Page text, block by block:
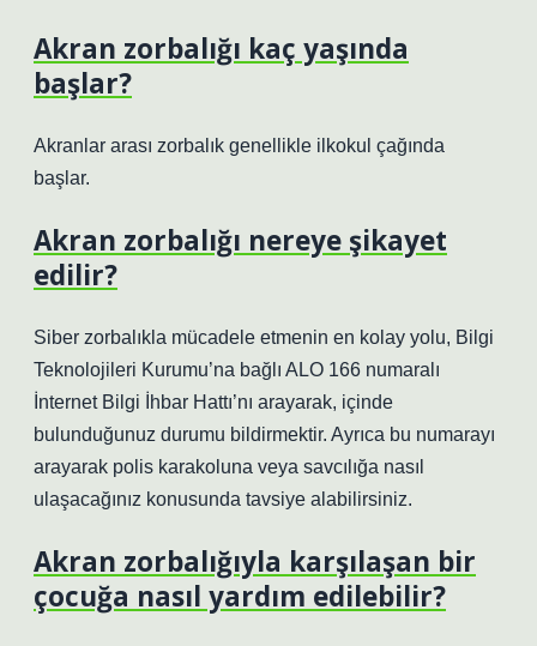
Akran zorbalığı kaç yaşında
başlar?
Akranlar arası zorbalık genellikle ilkokul çağında
başlar.
Akran zorbalığı nereye şikayet
edilir?
Siber zorbalıkla mücadele etmenin en kolay yolu, Bilgi
Teknolojileri Kurumu’na bağlı ALO 166 numaralı
İnternet Bilgi İhbar Hattı’nı arayarak, içinde
bulunduğunuz durumu bildirmektir. Ayrıca bu numarayı
arayarak polis karakoluna veya savcılığa nasıl
ulaşacağınız konusunda tavsiye alabilirsiniz.
Akran zorbalığıyla karşılaşan bir
çocuğa nasıl yardım edilebilir?